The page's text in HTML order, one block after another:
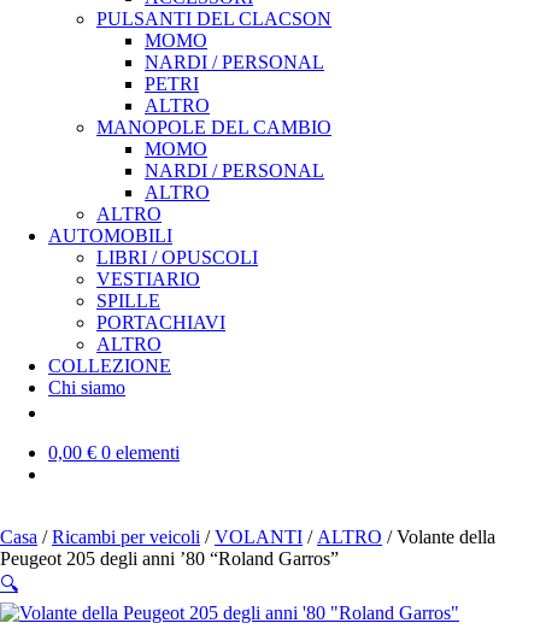
PULSANTI DEL CLACSON
MOMO
NARDI / PERSONAL
PETRI
ALTRO
MANOPOLE DEL CAMBIO
MOMO
NARDI / PERSONAL
ALTRO
ALTRO
AUTOMOBILI
LIBRI / OPUSCOLI
VESTIARIO
SPILLE
PORTACHIAVI
ALTRO
COLLEZIONE
Chi siamo
0,00 € 0 elementi
Casa /Ricambi per veicoli /VOLANTI / ALTRO / Volante della
Peugeot 205 degli anni ’80 “Roland Garros”
🔍